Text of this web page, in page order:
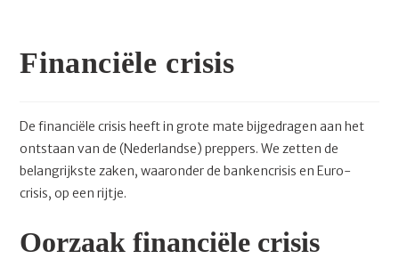
Financiële crisis
De financiële crisis heeft in grote mate bijgedragen aan het
ontstaan van de (Nederlandse) preppers. We zetten de
belangrijkste zaken, waaronder de bankencrisis en Euro-
crisis, op een rijtje.
Oorzaak financiële crisis